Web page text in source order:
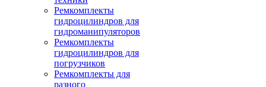
Ремкомплекты
гидроцилиндров для
гидроманипуляторов
Ремкомплекты
гидроцилиндров для
погрузчиков
Ремкомплекты для
разного